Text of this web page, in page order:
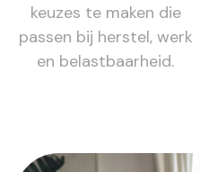
keuzes te maken die
passen bij herstel, werk
en belastbaarheid.